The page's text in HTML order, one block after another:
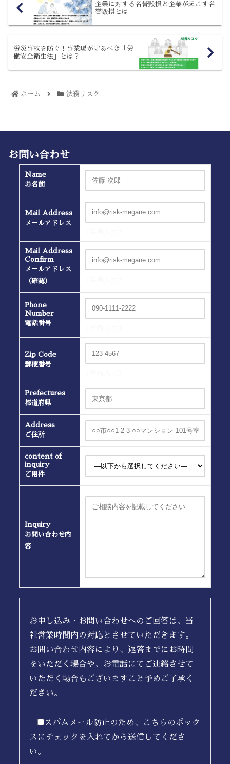
企業に対する名誉毀損と企業が起こす名
誉毀損とは
労災事故を防ぐ！事業場が守るべき「労
働安全衛生法」とは？
ホーム 法務リスク
お問い合わせ
Name
お名前
Mail Address
メールアドレス
Mail Address
Confirm
メールアドレス
（確認）
Phone
Number
電話番号
Zip Code
郵便番号
Prefectures
都道府県
Address
ご住所
content of
inquiry
ご用件
Inquiry
お問い合わせ内
容
お申し込み・お問い合わせへのご回答は、当
社営業時間内の対応とさせていただきます。
お問い合わせ内容により、返答までにお時間
をいただく場合や、お電話にてご連絡させて
いただく場合もございますこと予めご了承く
ださい。
スパムメール防止のため、こちらのボック
スにチェックを入れてから送信してくださ
い。